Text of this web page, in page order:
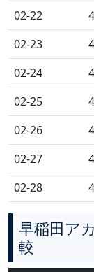
02-22
4
02-23
4
02-24
4
02-25
4
02-26
4
02-27
4
02-28
4
早稲田ア
較